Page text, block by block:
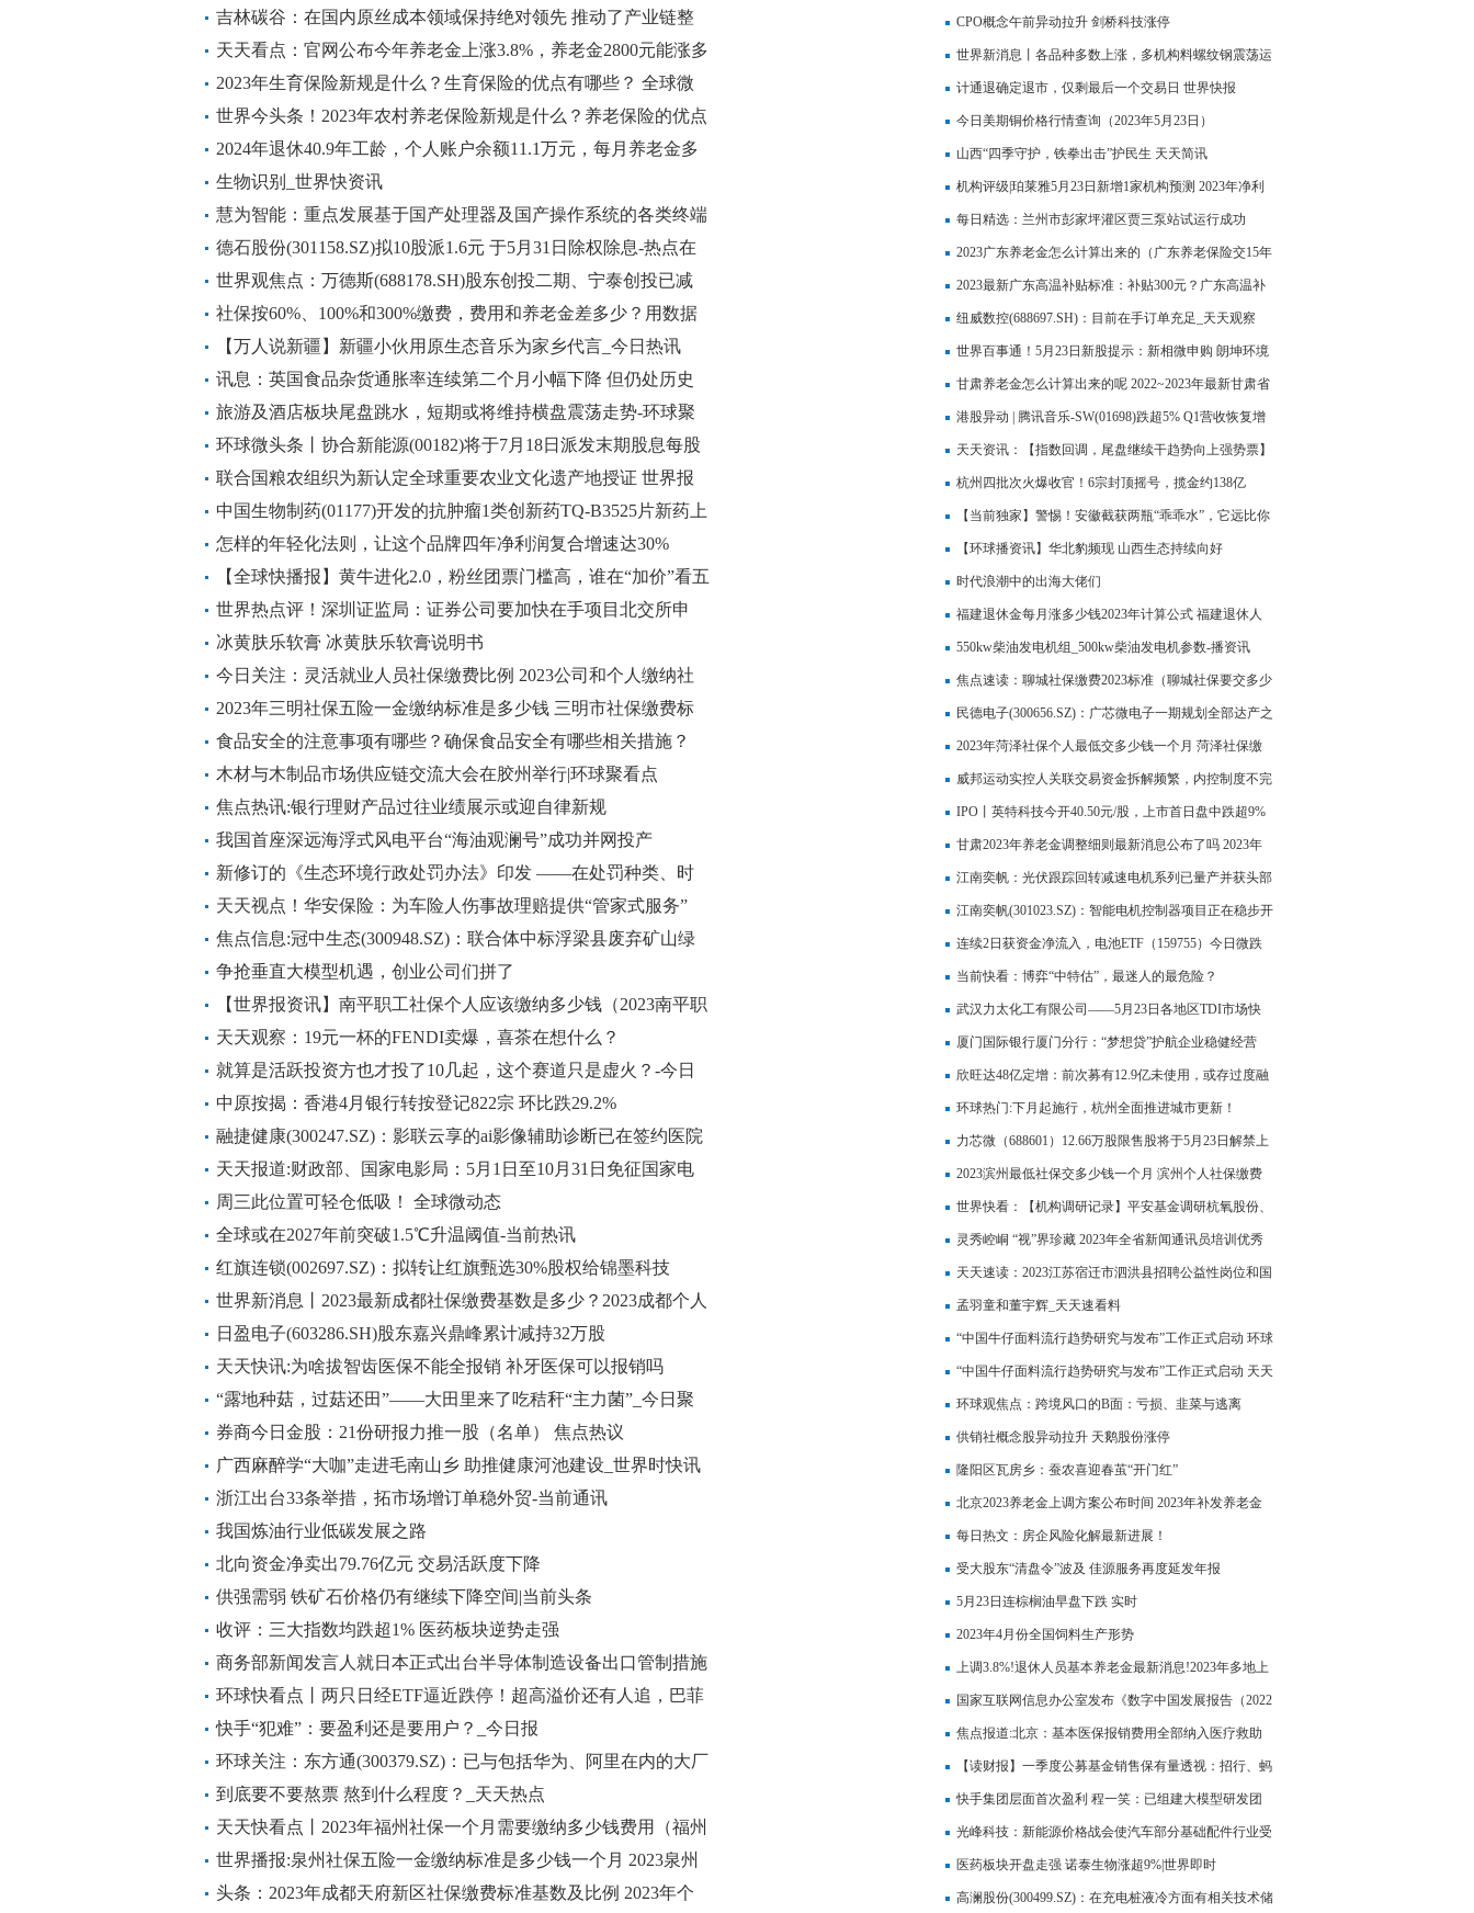
吉林碳谷：在国内原丝成本领域保持绝对领先 推动了产业链整
体成本下降_全球热门
天天看点：官网公布今年养老金上涨3.8%，养老金2800元能涨多
少钱？计算举例说明
2023年生育保险新规是什么？生育保险的优点有哪些？ 全球微
资讯
世界今头条！2023年农村养老保险新规是什么？养老保险的优点
有哪些？
2024年退休40.9年工龄，个人账户余额11.1万元，每月养老金多
少元-世界快消息
生物识别_世界快资讯
慧为智能：重点发展基于国产处理器及国产操作系统的各类终端
产品以及云终端产品
德石股份(301158.SZ)拟10股派1.6元 于5月31日除权除息-热点在
线
世界观焦点：万德斯(688178.SH)股东创投二期、宁泰创投已减
持26.74万股 实施期过半
社保按60%、100%和300%缴费，费用和养老金差多少？用数据
来计算一下
【万人说新疆】新疆小伙用原生态音乐为家乡代言_今日热讯
讯息：英国食品杂货通胀率连续第二个月小幅下降 但仍处历史
高位
旅游及酒店板块尾盘跳水，短期或将维持横盘震荡走势-环球聚
焦
环球微头条丨协合新能源(00182)将于7月18日派发末期股息每股
0.035港元
联合国粮农组织为新认定全球重要农业文化遗产地授证 世界报
资讯
中国生物制药(01177)开发的抗肿瘤1类创新药TQ-B3525片新药上
市申请获受理
怎样的年轻化法则，让这个品牌四年净利润复合增速达30%
【全球快播报】黄牛进化2.0，粉丝团票门槛高，谁在“加价”看五
月天？
世界热点评！深圳证监局：证券公司要加快在手项目北交所申
报、新三板挂牌推进速度
冰黄肤乐软膏 冰黄肤乐软膏说明书
今日关注：灵活就业人员社保缴费比例 2023公司和个人缴纳社
保的比例如下
2023年三明社保五险一金缴纳标准是多少钱 三明市社保缴费标
准一览
食品安全的注意事项有哪些？确保食品安全有哪些相关措施？
木材与木制品市场供应链交流大会在胶州举行|环球聚看点
焦点热讯:银行理财产品过往业绩展示或迎自律新规
我国首座深远海浮式风电平台“海油观澜号”成功并网投产
新修订的《生态环境行政处罚办法》印发 ——在处罚种类、时
限、权限、程序、执法方式等方面作出调整
天天视点！华安保险：为车险人伤事故理赔提供“管家式服务”
焦点信息:冠中生态(300948.SZ)：联合体中标浮梁县废弃矿山绿
色生态修复治理项目设计采购施工总承包
争抢垂直大模型机遇，创业公司们拼了
【世界报资讯】南平职工社保个人应该缴纳多少钱（2023南平职
工社保缴费基数标准）
天天观察：19元一杯的FENDI卖爆，喜茶在想什么？
就算是活跃投资方也才投了10几起，这个赛道只是虚火？-今日
最新
中原按揭：香港4月银行转按登记822宗 环比跌29.2%
融捷健康(300247.SZ)：影联云享的ai影像辅助诊断已在签约医院
部分病症诊断中运用
天天报道:财政部、国家电影局：5月1日至10月31日免征国家电
影事业发展专项资金
周三此位置可轻仓低吸！ 全球微动态
全球或在2027年前突破1.5℃升温阈值-当前热讯
红旗连锁(002697.SZ)：拟转让红旗甄选30%股权给锦墨科技
世界新消息丨2023最新成都社保缴费基数是多少？2023成都个人
社保一个月要交多少钱，
日盈电子(603286.SH)股东嘉兴鼎峰累计减持32万股
天天快讯:为啥拔智齿医保不能全报销 补牙医保可以报销吗
“露地种菇，过菇还田”——大田里来了吃秸秆“主力菌”_今日聚
焦
券商今日金股：21份研报力推一股（名单） 焦点热议
广西麻醉学“大咖”走进毛南山乡 助推健康河池建设_世界时快讯
浙江出台33条举措，拓市场增订单稳外贸-当前通讯
我国炼油行业低碳发展之路
北向资金净卖出79.76亿元 交易活跃度下降
供强需弱 铁矿石价格仍有继续下降空间|当前头条
收评：三大指数均跌超1% 医药板块逆势走强
商务部新闻发言人就日本正式出台半导体制造设备出口管制措施
事答记者问 环球聚焦
环球快看点丨两只日经ETF逼近跌停！超高溢价还有人追，巴菲
特“惹的祸”？
快手“犯难”：要盈利还是要用户？_今日报
环球关注：东方通(300379.SZ)：已与包括华为、阿里在内的大厂
开展生态合作
到底要不要熬票 熬到什么程度？_天天热点
天天快看点丨2023年福州社保一个月需要缴纳多少钱费用（福州
五险一金最低缴费标准是多少?）
世界播报:泉州社保五险一金缴纳标准是多少钱一个月 2023泉州
个人社保缴费标准
头条：2023年成都天府新区社保缴费标准基数及比例 2023年个
少？补贴几个月？
CPO概念午前异动拉升 剑桥科技涨停
世界新消息丨各品种多数上涨，多机构料螺纹钢震荡运
行
计通退确定退市，仅剩最后一个交易日 世界快报
今日美期铜价格行情查询（2023年5月23日）
山西“四季守护，铁拳出击”护民生 天天简讯
机构评级|珀莱雅5月23日新增1家机构预测 2023年净利
润最高为11.07亿
每日精选：兰州市彭家坪灌区贾三泵站试运行成功
2023广东养老金怎么计算出来的（广东养老保险交15年
后每月拿多少）|全球观点
2023最新广东高温补贴标准：补贴300元？广东高温补
贴具体是哪几个月？
纽威数控(688697.SH)：目前在手订单充足_天天观察
世界百事通！5月23日新股提示：新相微申购 朗坤环境
等上市 普莱得公布中签号
甘肃养老金怎么计算出来的呢 2022~2023年最新甘肃省
养老金计算公式表|世界焦点
港股异动 | 腾讯音乐-SW(01698)跌超5% Q1营收恢复增
长 两大业务MAU继续下滑_全球速看
天天资讯：【指数回调，尾盘继续干趋势向上强势票】
杭州四批次火爆收官！6宗封顶摇号，揽金约138亿
【当前独家】警惕！安徽截获两瓶“乖乖水”，它远比你
想的要危险！
【环球播资讯】华北豹频现 山西生态持续向好
时代浪潮中的出海大佬们
福建退休金每月涨多少钱2023年计算公式 福建退休人
员养老金上调方案2022-2023
550kw柴油发电机组_500kw柴油发电机参数-播资讯
焦点速读：聊城社保缴费2023标准（聊城社保要交多少
钱一个月）
民德电子(300656.SZ)：广芯微电子一期规划全部达产之
后，年产值大约在15~20亿
2023年菏泽社保个人最低交多少钱一个月 菏泽社保缴
费标准表
威邦运动实控人关联交易资金拆解频繁，内控制度不完
善，IPO前8亿分红分掉两年净利润
IPO丨英特科技今开40.50元/股，上市首日盘中跌超9%
甘肃2023年养老金调整细则最新消息公布了吗 2023年
甘肃养老金计算方法|环球新消息
江南奕帆：光伏跟踪回转减速电机系列已量产并获头部
客户认可_环球微动态
江南奕帆(301023.SZ)：智能电机控制器项目正在稳步开
发之中_动态焦点
连续2日获资金净流入，电池ETF（159755）今日微跌
0.24% 焦点观察
当前快看：博弈“中特估”，最迷人的最危险？
武汉力太化工有限公司——5月23日各地区TDI市场快
报-环球微头条
厦门国际银行厦门分行：“梦想贷”护航企业稳健经营
欣旺达48亿定增：前次募有12.9亿未使用，或存过度融
资-环球实时
环球热门:下月起施行，杭州全面推进城市更新！
力芯微（688601）12.66万股限售股将于5月23日解禁上
市，占总股本0.14%
2023滨州最低社保交多少钱一个月 滨州个人社保缴费
标准一览表
世界快看：【机构调研记录】平安基金调研杭氧股份、
普源精电等4只个股（附名单）
灵秀崆峒 “视”界珍藏 2023年全省新闻通讯员培训优秀
作品选登
天天速读：2023江苏宿迁市泗洪县招聘公益性岗位和国
有企业人员综合成绩及体检时间公示
孟羽童和董宇辉_天天速看料
“中国牛仔面料流行趋势研究与发布”工作正式启动 环球
今日报
“中国牛仔面料流行趋势研究与发布”工作正式启动 天天
快讯
环球观焦点：跨境风口的B面：亏损、韭菜与逃离
供销社概念股异动拉升 天鹅股份涨停
隆阳区瓦房乡：蚕农喜迎春茧“开门红”
北京2023养老金上调方案公布时间 2023年补发养老金
什么时候？|今日讯
每日热文：房企风险化解最新进展！
受大股东“清盘令”波及 佳源服务再度延发年报
5月23日连棕榈油早盘下跌 实时
2023年4月份全国饲料生产形势
上调3.8%!退休人员基本养老金最新消息!2023年多地上
调城乡居民基础养老金一览表-环球短讯
国家互联网信息办公室发布《数字中国发展报告（2022
年）》
焦点报道:北京：基本医保报销费用全部纳入医疗救助
范围
【读财报】一季度公募基金销售保有量透视：招行、蚂
蚁基金领跑，银行系份额领先但占比下降|全球今头条
快手集团层面首次盈利 程一笑：已组建大模型研发团
队
光峰科技：新能源价格战会使汽车部分基础配件行业受
到一定影响
医药板块开盘走强 诺泰生物涨超9%|世界即时
高澜股份(300499.SZ)：在充电桩液冷方面有相关技术储